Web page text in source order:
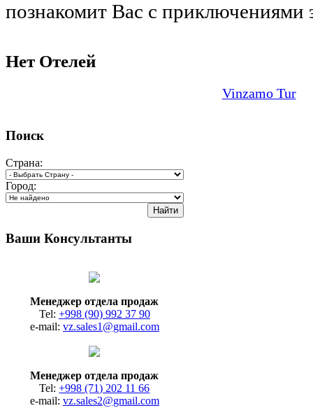
познакомит Вас с приключениями
Нет Отелей
Vinzamo Tur
Поиск
Страна:
Город:
Ваши Консультанты
Менеджер отдела продаж
Tel: +998 (90) 992 37 90
e-mail: vz.sales1@gmail.com
Менеджер отдела продаж
Tel:+998 (71) 202 11 66
e-mail: vz.sales2@gmail.com